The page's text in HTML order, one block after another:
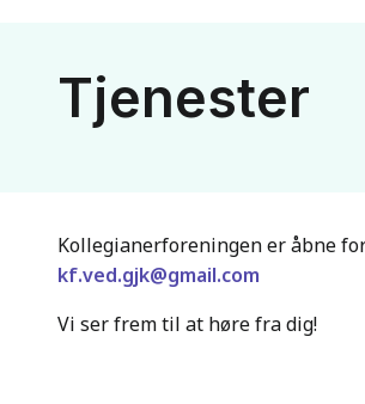
Tjenester
Kollegianerforeningen er åbne
kf.ved.gjk@gmail.com
Vi ser frem til at høre fra dig!